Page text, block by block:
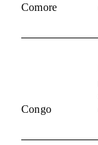
Comore
Congo